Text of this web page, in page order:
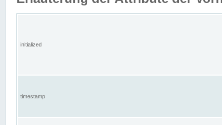
initialized
timestamp